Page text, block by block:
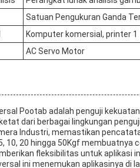
Satuan Pengukuran Ganda
Komputer komersial, printer 1
AC Servo Motor
Pootab adalah penguji
dari berbagai lingkungan
Industri, memastikan
10, 20 hingga 50Kgf membuatnya
fleksibilitas untuk aplikasi
ini menemukan aplikasinya di